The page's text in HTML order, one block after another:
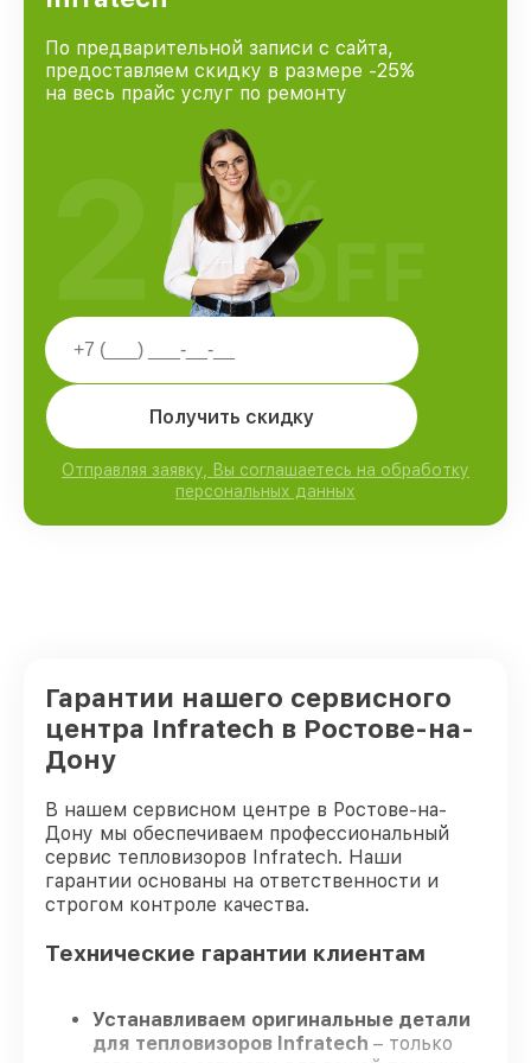
По предварительной записи с сайта,
предоставляем скидку в размере -25%
на весь прайс услуг по ремонту
Получить скидку
Отправляя заявку, Вы соглашаетесь на обработку
персональных данных
25%
OFF
Гарантии нашего сервисного
центра Infratech в Ростове-на-
Дону
В нашем сервисном центре в Ростове-на-
Дону мы обеспечиваем профессиональный
сервис тепловизоров Infratech. Наши
гарантии основаны на ответственности и
строгом контроле качества.
Технические гарантии клиентам
Устанавливаем оригинальные детали
для тепловизоров Infratech – только